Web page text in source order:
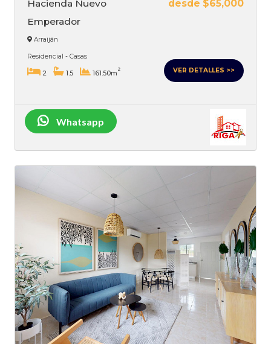
Hacienda Nuevo
Emperador
desde $65,000
Arraiján
Residencial - Casas
2 1.5 161.50m
2 VER DETALLES >>
Whatsapp